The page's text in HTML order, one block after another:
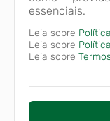
essenciais.
Leia sobre
Leia sobre
Leia sobre